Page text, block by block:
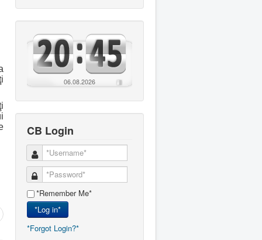
06.08.2026
CB Login
*Remember Me*
*Log in*
*Forgot Login?*